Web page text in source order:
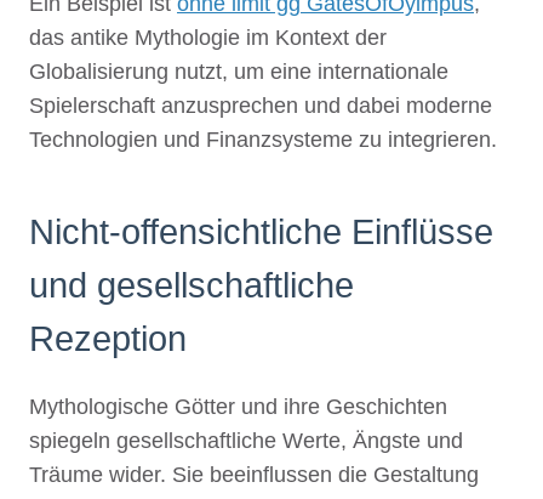
das antike Mythologie im Kontext der
Globalisierung nutzt, um eine internationale
Spielerschaft anzusprechen und dabei moderne
Technologien und Finanzsysteme zu integrieren.
Nicht-offensichtliche Einflüsse
und gesellschaftliche
Rezeption
Mythologische Götter und ihre Geschichten
spiegeln gesellschaftliche Werte, Ängste und
Träume wider. Sie beeinflussen die Gestaltung